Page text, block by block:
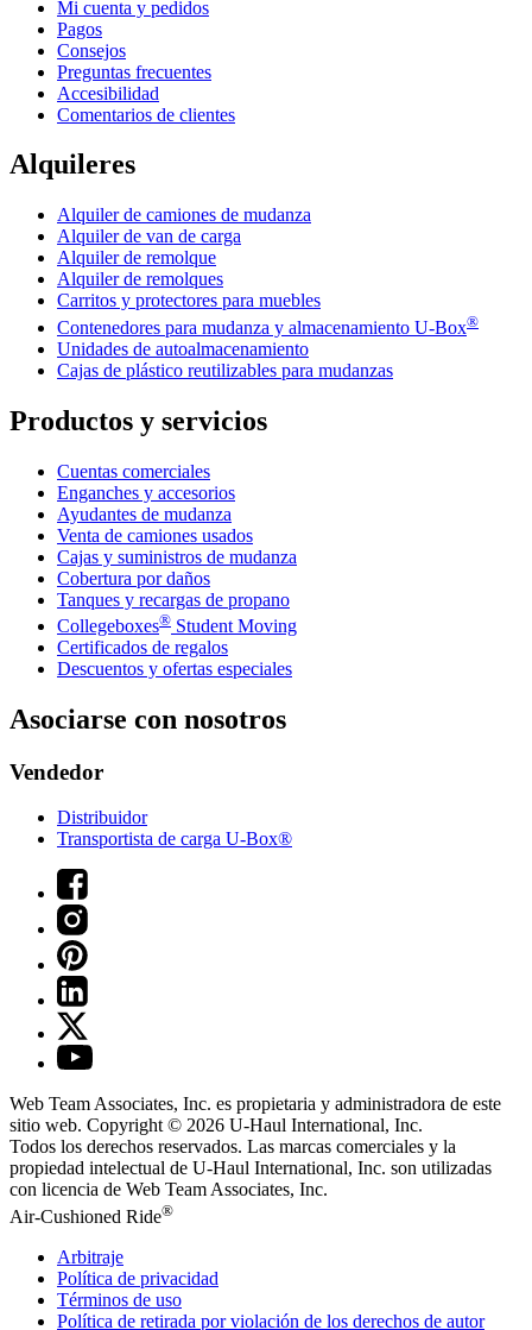
Mi cuenta y pedidos
Pagos
Consejos
Preguntas frecuentes
Accesibilidad
Comentarios de clientes
Alquileres
Alquiler de camiones de mudanza
Alquiler de van de carga
Alquiler de remolque
Alquiler de remolques
Carritos y protectores para muebles
Contenedores para mudanza y almacenamiento U-Box®
Unidades de autoalmacenamiento
Cajas de plástico reutilizables para mudanzas
Productos y servicios
Cuentas comerciales
Enganches y accesorios
Ayudantes de mudanza
Venta de camiones usados
Cajas y suministros de mudanza
Cobertura por daños
Tanques y recargas de propano
Collegeboxes® Student Moving
Certificados de regalos
Descuentos y ofertas especiales
Asociarse con nosotros
Vendedor
Distribuidor
Transportista de carga U-Box®
Web Team Associates, Inc. es propietaria y administradora de este
sitio web. Copyright © 2026 U-Haul International, Inc.
Todos los derechos reservados. Las marcas comerciales y la
propiedad intelectual de U-Haul International, Inc. son utilizadas
con licencia de Web Team Associates, Inc.
Air-Cushioned Ride®
Arbitraje
Política de privacidad
Términos de uso
Política de retirada por violación de los derechos de autor